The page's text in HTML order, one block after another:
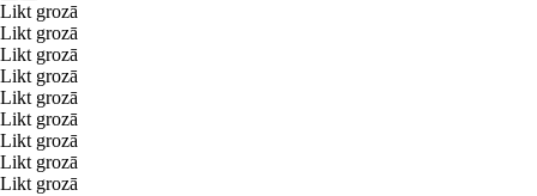
Likt grozā
Likt grozā
Likt grozā
Likt grozā
Likt grozā
Likt grozā
Likt grozā
Likt grozā
Likt grozā